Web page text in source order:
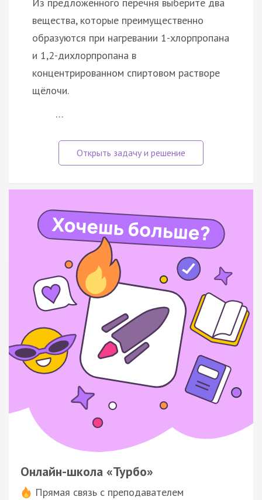
вещества, которые преимущественно
образуются при нагревании 1-хлорпропана
и 1,2-дихлорпропана в
концентрированном спиртовом растворе
щёлочи.
…
Онлайн-школа «Турбо»
Прямая связь с преподавателем